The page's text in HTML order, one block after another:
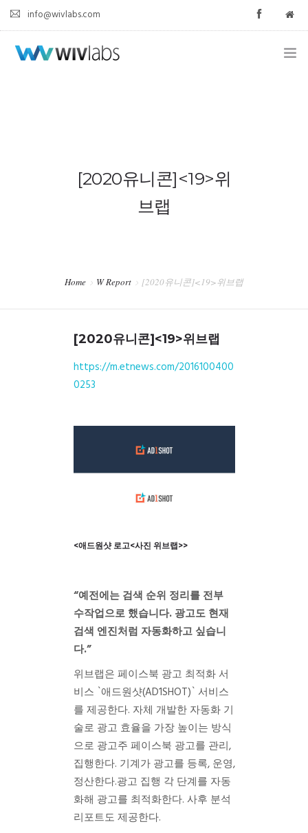
info@wivlabs.com
[2020유니콘]<19>위
브랩
Home W Report [2020유니콘]<19>위브랩
[2020유니콘]<19>위브랩
https://m.etnews.com/2016100400
0253
<애드원샷 로고<사진 위브랩>>
“예전에는 검색 순위 정리를 전부
수작업으로 했습니다. 광고도 현재
검색 엔진처럼 자동화하고 싶습니
다.”
위브랩은 페이스북 광고 최적화 서
비스 `애드원샷(AD1SHOT)` 서비스
를 제공한다. 자체 개발한 자동화 기
술로 광고 효율을 가장 높이는 방식
으로 광고주 페이스북 광고를 관리,
집행한다. 기계가 광고를 등록, 운영,
정산한다.광고 집행 각 단계를 자동
화해 광고를 최적화한다. 사후 분석
리포트도 제공한다.